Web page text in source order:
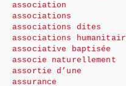
association
associations
associations dites
associations
associative baptisée
associe naturellement
assortie d’une
assurance